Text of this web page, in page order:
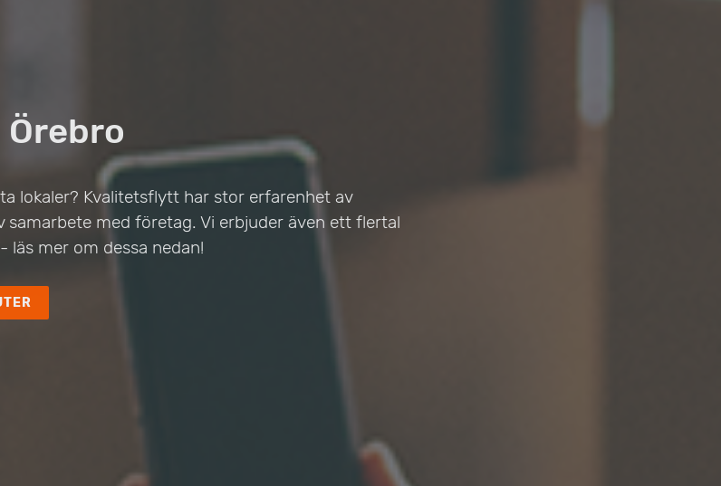
lokaler? Kvalitetsflytt har stor erfarenhet av
med företag. Vi erbjuder även ett flertal
mer om dessa nedan!